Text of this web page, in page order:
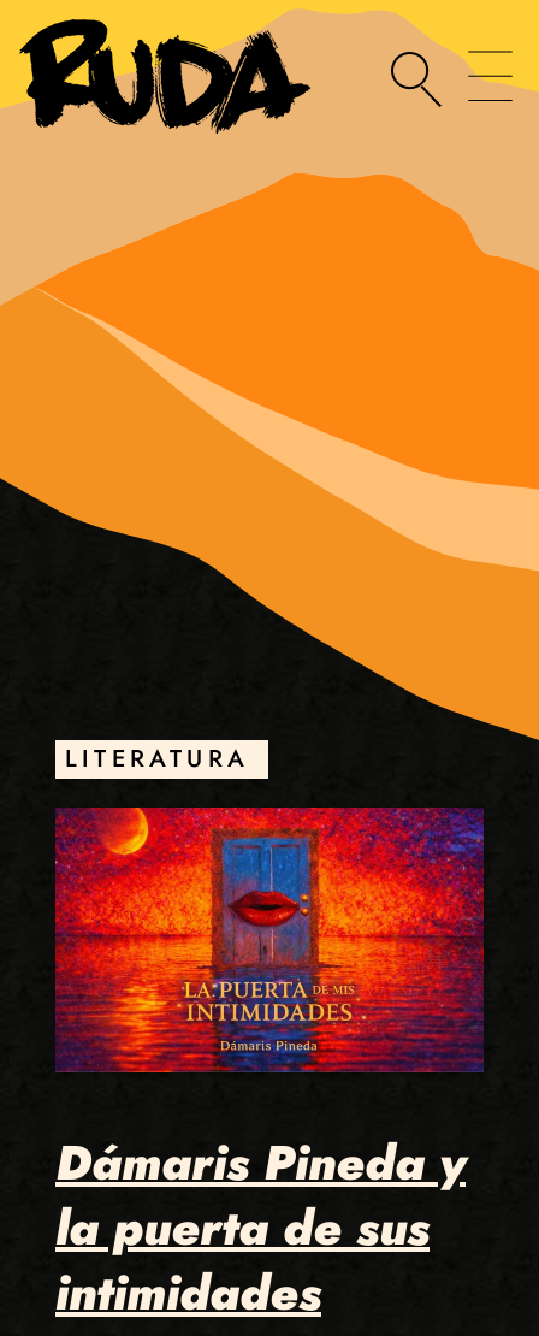
LITERATURA
Dámaris Pineda y
la puerta de sus
intimidades